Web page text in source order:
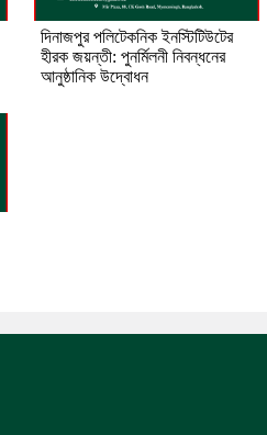
দিনাজপুর পলিটেকনিক ইনস্টিটিউটের
হীরক জয়ন্তী: পুনর্মিলনী নিবন্ধনের
আনুষ্ঠানিক উদ্বোধন